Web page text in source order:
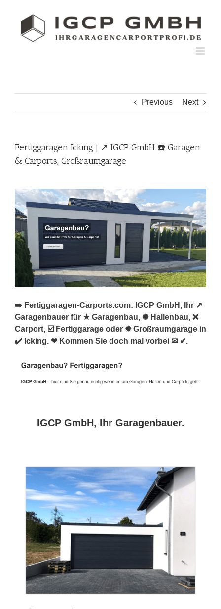
Previous Next
Fertiggaragen Icking | ↗️ IGCP GmbH ☎️ Garagen
& Carports, Großraumgarage
➡️ Fertiggaragen-Carports.com: IGCP GmbH, Ihr ↗️
Garagenbauer für ★ Garagenbau, ✺ Hallenbau, ❌
Carport, ☑️ Fertiggarage oder ✹ Großraumgarage in
✔️ Icking. ❤ Kommen Sie doch mal vorbei ✉ ✔.
IGCP GmbH, Ihr Garagenbauer.